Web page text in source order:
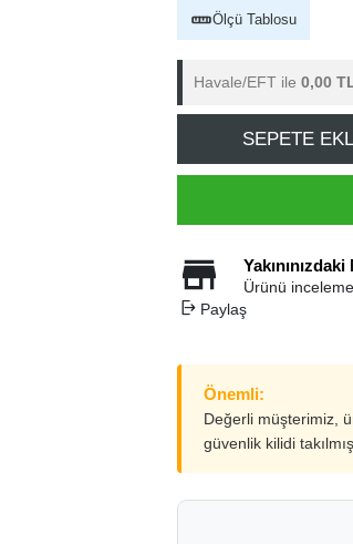
Ölçü Tablosu
Havale/EFT ile 0,00
SEPETE
Ürünü
Paylaş
Önemli:
Değerli müşterimiz,
güvenlik kilidi